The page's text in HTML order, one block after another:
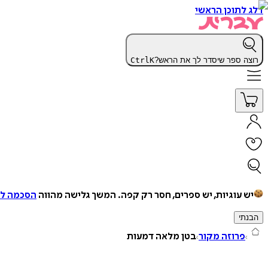
דלג לתוכן הראשי
רוצה ספר שיסדר לך את הראש? CtrlK
יש עוגיות, יש ספרים, חסר רק קפה. המשך גלישה מהווה הסכמה
הבנתי
פרוזה מקור בטן מלאה דמעות